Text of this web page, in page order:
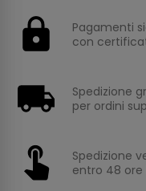
Pagamenti
con
Spedizione
per ordini
Spedizione
entro 48 ore